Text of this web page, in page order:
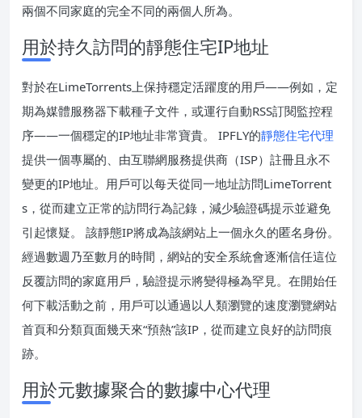
兩個不同家庭的完全不同的兩個人所為。
用於持久訪問的靜態住宅IP地址
對於在LimeTorrents上保持穩定活躍度的用戶——例如，定
期為媒體服務器下載種子文件，或運行自動RSS訂閱監控程
序——一個穩定的IP地址非常寶貴。 IPFLY的靜態住宅代理
提供一個專屬的、由互聯網服務提供商（ISP）註冊且永不
變更的IP地址。用戶可以每天從同一地址訪問LimeTorrent
s，從而建立正常的訪問行為記錄，減少驗證碼提示並避免
引起懷疑。 該靜態IP將成為該網站上一個永久的匿名身份。
經過數週乃至數月的時間，網站的安全系統會逐漸信任這位
反覆訪問的家庭用戶，驗證提示將變得極為罕見。在開始任
何下載活動之前，用戶可以通過以人類瀏覽的速度瀏覽網站
首頁和分類頁面幾天來“預熱”該IP，從而建立良好的訪問痕
跡。
用於元數據聚合的數據中心代理